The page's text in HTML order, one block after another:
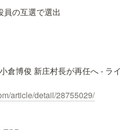
員の互選で選出
倉博俊 新庄村長が再任へ - ライ
article/detail/28755029/